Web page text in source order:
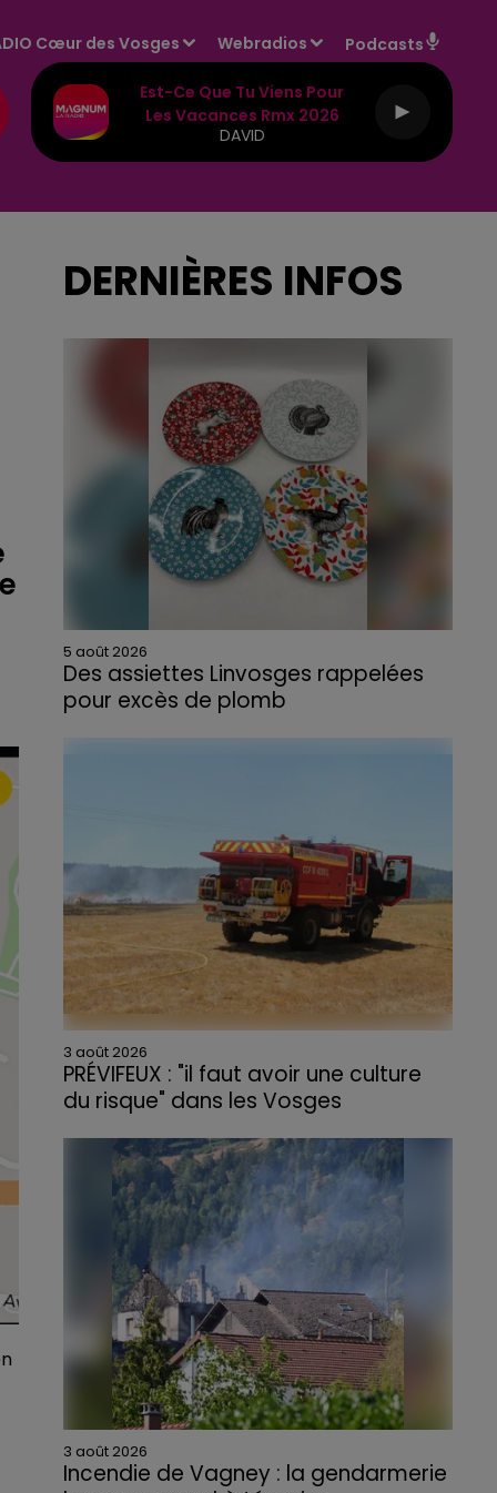
Cœur des Vosges Webradios Podcasts
Est-Ce Que Tu Viens Pour
Les Vacances Rmx 2026
DAVID
DERNIÈRES INFOS
5 août 2026
Des assiettes Linvosges rappelées
pour excès de plomb
3 août 2026
PRÉVIFEUX : "il faut avoir une culture
du risque" dans les Vosges
3 août 2026
Incendie de Vagney : la gendarmerie